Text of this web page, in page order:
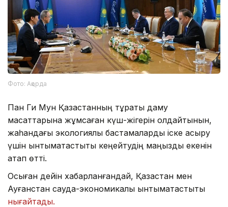
Фото: Ақорда
Пан Ги Мун Қазақстанның тұрақты даму
мақсаттарына жұмсаған күш-жігерін қолдайтынын,
жаһандағы экологиялық бастамаларды іске асыру
үшін ынтымақтастықты кеңейтудің маңызды екенін
атап өтті.
Осыған дейін хабарланғандай, Қазақстан мен
Ауғанстан сауда-экономикалық ынтымақтастықты
нығайтады.